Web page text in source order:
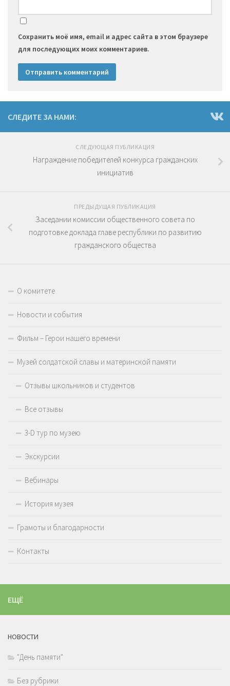
Сохранить моё имя, email и адрес сайта в этом браузере
для последующих моих комментариев.
СЛЕДИТЕ ЗА НАМИ:
СЛЕДУЮЩАЯ ПУБЛИКАЦИЯ
Награждение победителей конкурса гражданских
инициатив
ПРЕДЫДУЩАЯ ПУБЛИКАЦИЯ
Заседании комиссии общественного совета по
подготовке доклада главе республики по развитию
гражданского общества
О комитете
Новости и события
Фильм – Герои нашего времени
Музей солдатской славы и материнской памяти
Отзывы школьников и студентов
Все отзывы
3-D тур по музею
Экскурсии
Вебинары
История музея
Грамоты и благодарности
Контакты
ЕЩЁ
НОВОСТИ
"День памяти"
Без рубрики